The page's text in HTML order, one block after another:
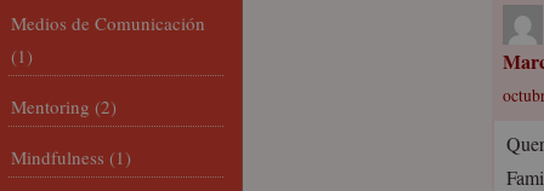
Medios de Comunicación
(1)
Mentoring (2)
Mindfulness (1)